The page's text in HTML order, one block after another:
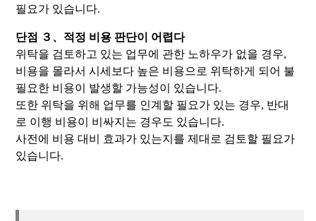
필요가 있습니다.
단점 ３、적정 비용 판단이 어렵다
위탁을 검토하고 있는 업무에 관한 노하우가 없을 경우,
비용을 몰라서 시세보다 높은 비용으로 위탁하게 되어 불
필요한 비용이 발생할 가능성이 있습니다.
또한 위탁을 위해 업무를 인계할 필요가 있는 경우, 반대
로 이행 비용이 비싸지는 경우도 있습니다.
사전에 비용 대비 효과가 있는지를 제대로 검토할 필요가
있습니다.